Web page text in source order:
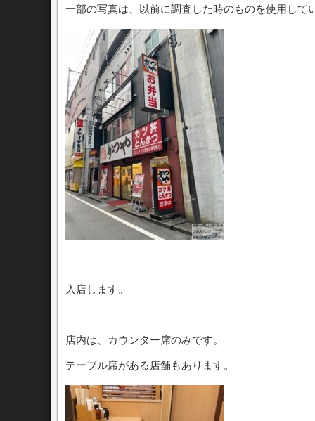
一部の写真は、以前に調査した時のものを使用して
入店します。
店内は、カウンター席のみです。
テーブル席がある店舗もあります。